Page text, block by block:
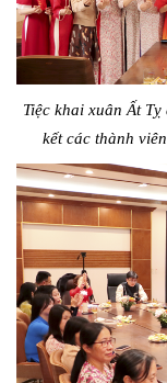
Tiệc khai xuân Ất
kết các thành